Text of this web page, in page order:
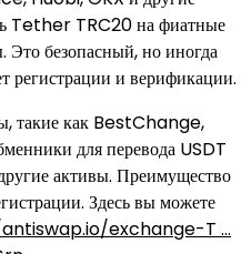
Tether TRC20 на фиатные
Это безопасный, но иногда
регистрации и верификации.
такие как BestChange,
для перевода USDT
активы. Преимущество
Здесь вы можете
exchange-T …